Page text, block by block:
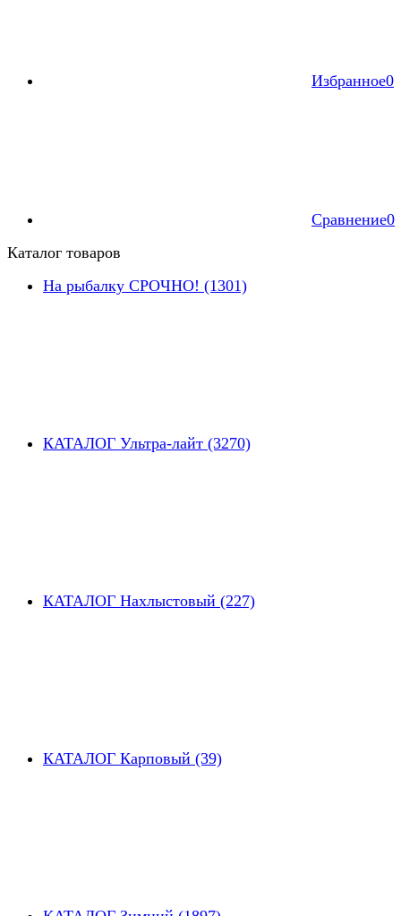
Избранное0
Сравнение0
Каталог товаров
На рыбалку СРОЧНО! (1301)
КАТАЛОГ Ультра-лайт (3270)
КАТАЛОГ Нахлыстовый (227)
КАТАЛОГ Карповый (39)